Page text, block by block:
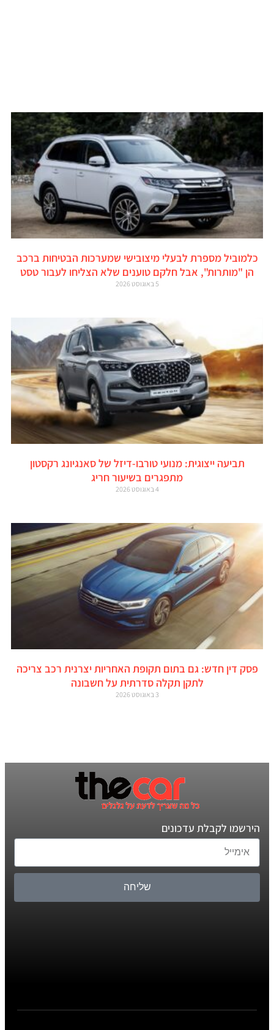
כלמוביל מספרת לבעלי מיצובישי שמערכות הבטיחות ברכב
הן "מותרות", אבל חלקם טוענים שלא הצליחו לעבור טסט
5 באוגוסט 2026
תביעה ייצוגית: מנועי טורבו-דיזל של סאנגיונג רקסטון
מתפגרים בשיעור חריג
4 באוגוסט 2026
פסק דין חדש: גם בתום תקופת האחריות יצרנית רכב צריכה
לתקן תקלה סדרתית על חשבונה
3 באוגוסט 2026
הירשמו לקבלת עדכונים
שליחה